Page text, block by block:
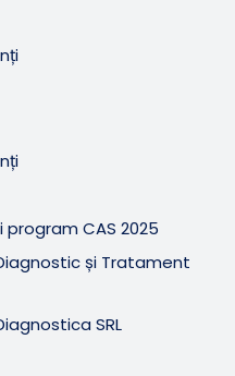
CAS 2025
și Tratament
SRL